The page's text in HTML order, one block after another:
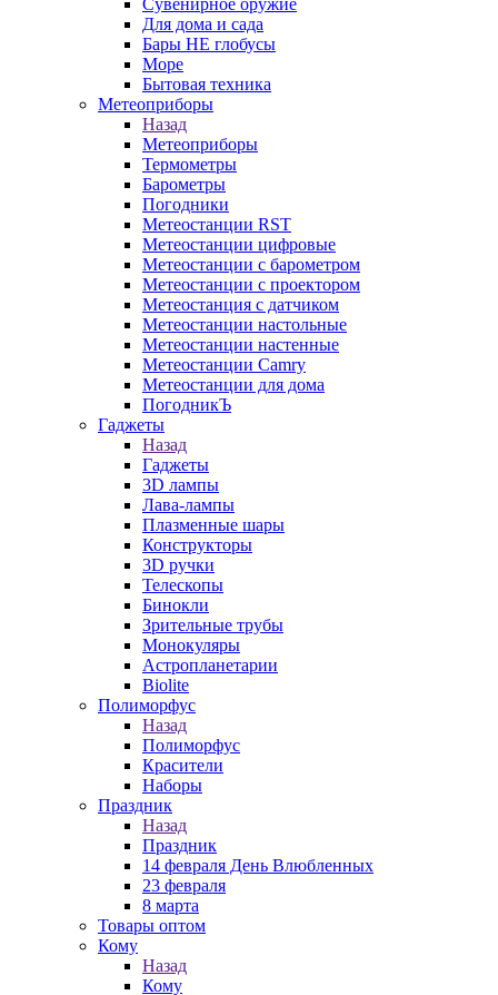
Сувенирное оружие
Для дома и сада
Бары НЕ глобусы
Море
Бытовая техника
Метеоприборы
Назад
Метеоприборы
Термометры
Барометры
Погодники
Метеостанции RST
Метеостанции цифровые
Метеостанции с барометром
Метеостанции с проектором
Метеостанция с датчиком
Метеостанции настольные
Метеостанции настенные
Метеостанции Camry
Метеостанции для дома
ПогодникЪ
Гаджеты
Назад
Гаджеты
3D лампы
Лава-лампы
Плазменные шары
Конструкторы
3D ручки
Телескопы
Бинокли
Зрительные трубы
Монокуляры
Астропланетарии
Biolite
Полиморфус
Назад
Полиморфус
Красители
Наборы
Праздник
Назад
Праздник
14 февраля День Влюбленных
23 февраля
8 марта
Товары оптом
Кому
Назад
Кому